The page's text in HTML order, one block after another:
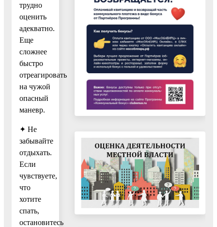
трудно
оценить
адекватно.
Еще
сложнее
быстро
отреагировать
на чужой
опасный
маневр.
✦ Не
забывайте
отдыхать.
Если
чувствуете,
что
хотите
спать,
остановитесь